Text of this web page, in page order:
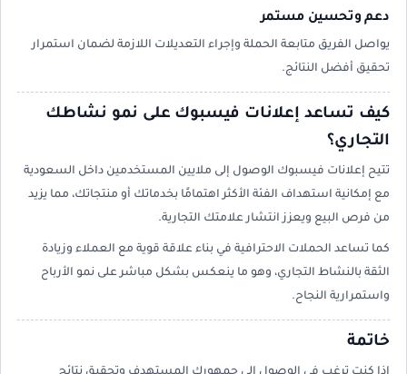
دعم وتحسين مستمر
يواصل الفريق متابعة الحملة وإجراء التعديلات اللازمة لضمان استمرار
تحقيق أفضل النتائج.
كيف تساعد إعلانات فيسبوك على نمو نشاطك
التجاري؟
تتيح إعلانات فيسبوك الوصول إلى ملايين المستخدمين داخل السعودية
مع إمكانية استهداف الفئة الأكثر اهتمامًا بخدماتك أو منتجاتك، مما يزيد
من فرص البيع ويعزز انتشار علامتك التجارية.
كما تساعد الحملات الاحترافية في بناء علاقة قوية مع العملاء وزيادة
الثقة بالنشاط التجاري، وهو ما ينعكس بشكل مباشر على نمو الأرباح
واستمرارية النجاح.
خاتمة